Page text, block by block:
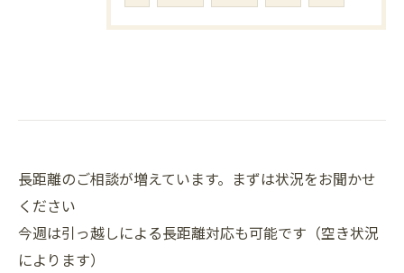
長距離のご相談が増えています。まずは状況をお聞かせ
ください
今週は引っ越しによる長距離対応も可能です（空き状況
によります）